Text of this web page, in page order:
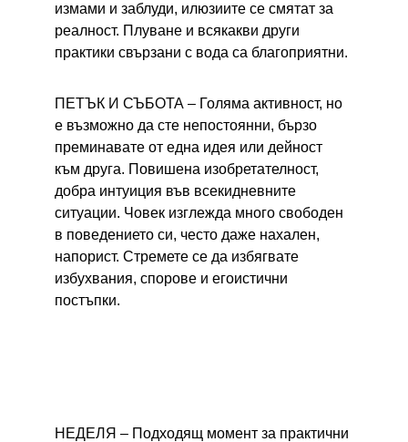
измами и заблуди, илюзиите се смятат за
реалност. Плуване и всякакви други
практики свързани с вода са благоприятни.
ПЕТЪК И СЪБОТА – Голяма активност, но
е възможно да сте непостоянни, бързо
преминавате от една идея или дейност
към друга. Повишена изобретателност,
добра интуиция във всекидневните
ситуации. Човек изглежда много свободен
в поведението си, често даже нахален,
напорист. Стремете се да избягвате
избухвания, спорове и егоистични
постъпки.
НЕДЕЛЯ – Подходящ момент за практични